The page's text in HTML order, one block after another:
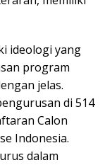
ideologi yang
program
jelas.
di 514
Calon
Indonesia.
dalam